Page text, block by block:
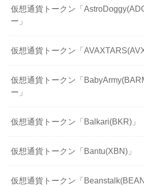
仮想通貨トークン「
ー」
仮想通貨トークン「
仮想通貨トークン「
ー」
仮想通貨トークン「Balkari(BKR)」
仮想通貨トークン「Bantu(XBN)」
仮想通貨トークン「